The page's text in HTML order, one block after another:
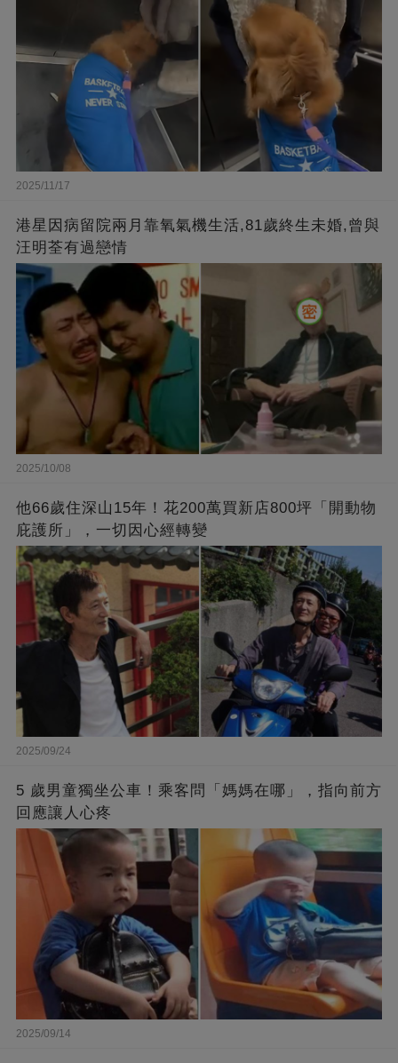
2025/11/17
港星因病留院兩月靠氧氣機生活,81歲終生未婚,曾與
汪明荃有過戀情
2025/10/08
他66歲住深山15年！花200萬買新店800坪「開動物
庇護所」，一切因心經轉變
2025/09/24
5 歲男童獨坐公車！乘客問「媽媽在哪」，指向前方
回應讓人心疼
2025/09/14